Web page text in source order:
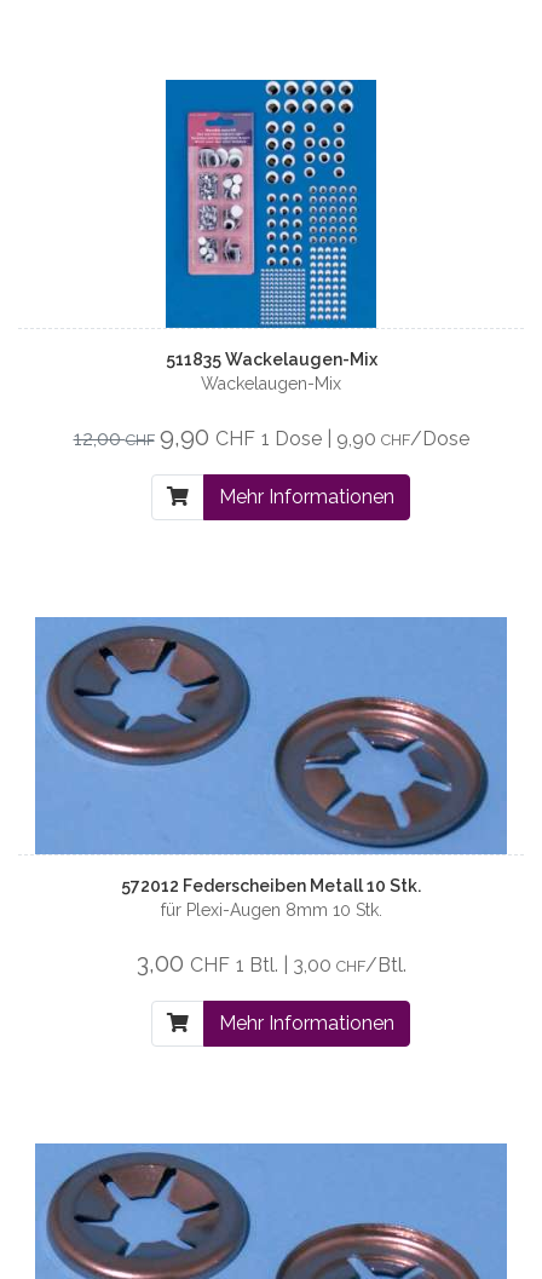
511835 Wackelaugen-Mix
Wackelaugen-Mix
12,00CHF 9,90 CHF 1 Dose | 9,90 CHF/Dose
Mehr Informationen
572012 Federscheiben Metall 10 Stk.
für Plexi-Augen 8mm 10 Stk.
3,00 CHF 1 Btl. | 3,00 CHF/Btl.
Mehr Informationen